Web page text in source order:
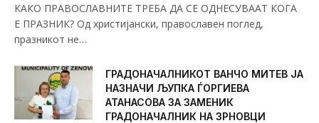
КАКО ПРАВОСЛАВНИТЕ ТРЕБА ДА СЕ ОДНЕСУВААТ КОГА
Е ПРАЗНИК? Од христијански, православен поглед,
празникот не…
ГРАДОНАЧАЛНИКОТ ВАНЧО МИТЕВ ЈА
НАЗНАЧИ ЉУПКА ЃОРГИЕВА
АТАНАСОВА ЗА ЗАМЕНИК
ГРАДОНАЧАЛНИК НА ЗРНОВЦИ